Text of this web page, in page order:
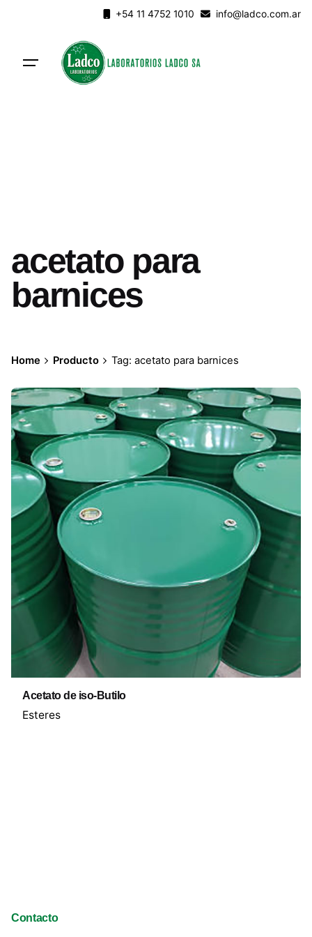
+54 11 4752 1010 info@ladco.com.ar
acetato para
barnices
Home Producto Tag: acetato para barnices
Acetato de iso-Butilo
Esteres
Contacto